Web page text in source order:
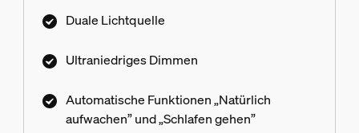
Duale Lichtquelle
Ultraniedriges Dimmen
Automatische Funktionen „Natürlich
aufwachen” und „Schlafen gehen”